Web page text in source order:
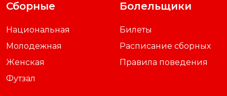
Сборные
Национальная
Молодежная
Женская
Футзал
Болельщики
Билеты
Расписание сборных
Правила поведения